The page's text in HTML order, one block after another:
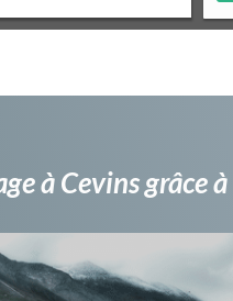
à Cevins grâce